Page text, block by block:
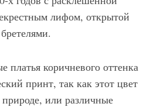
лифом, открытой
платья коричневого оттенка
принт, так как этот цвет
или различные